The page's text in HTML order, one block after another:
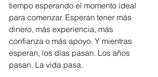
tiempo esperando el momento ideal
para comenzar. Esperan tener más
dinero, más experiencia, más
confianza o más apoyo. Y mientras
esperan, los días pasan. Los años
pasan. La vida pasa.